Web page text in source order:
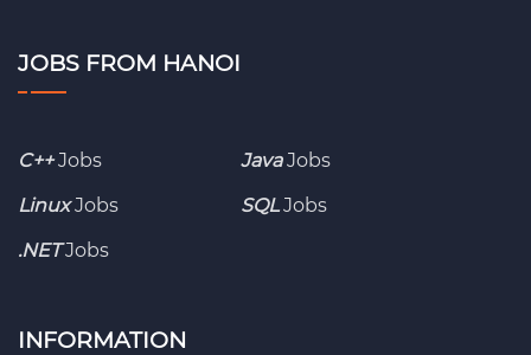
JOBS FROM HANOI
C++Jobs JavaJobs
LinuxJobs SQL Jobs
.NETJobs
INFORMATION